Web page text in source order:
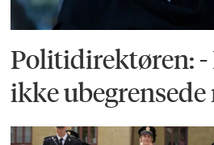
Politidirektøren:
ikke ubegrensede